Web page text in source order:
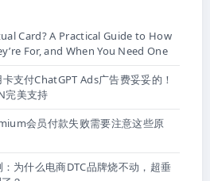
Card? A Practical Guide to How
For, and When You Need One
支付ChatGPT Ads广告费妥妥的！
完美支持
会员付款失败需要注意这些原
为什么电商DTC品牌烧不动，超垂